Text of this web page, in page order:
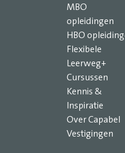
MBO
opleidingen
HBO
Flexibele
Leerweg+
Cursussen
Kennis &
Inspiratie
Over Capabel
Vestigingen